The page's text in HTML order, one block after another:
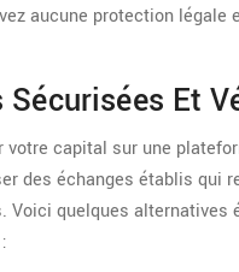
aucune protection légale
Et
votre capital sur une
des échanges établis qui
Voici quelques alternatives